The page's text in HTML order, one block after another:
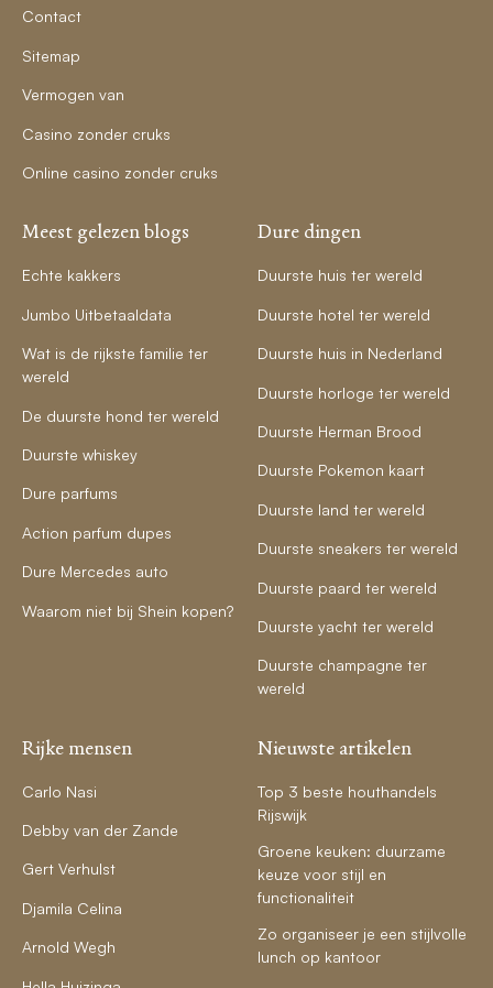
Contact
Sitemap
Vermogen van
Casino zonder cruks
Online casino zonder cruks
Meest gelezen blogs
Echte kakkers
Jumbo Uitbetaaldata
Wat is de rijkste familie ter
wereld
De duurste hond ter wereld
Duurste whiskey
Dure parfums
Action parfum dupes
Dure Mercedes auto
Waarom niet bij Shein kopen?
Dure dingen
Duurste huis ter wereld
Duurste hotel ter wereld
Duurste huis in Nederland
Duurste horloge ter wereld
Duurste Herman Brood
Duurste Pokemon kaart
Duurste land ter wereld
Duurste sneakers ter wereld
Duurste paard ter wereld
Duurste yacht ter wereld
Duurste champagne ter
wereld
Rijke mensen
Carlo Nasi
Debby van der Zande
Gert Verhulst
Djamila Celina
Arnold Wegh
Nieuwste artikelen
Top 3 beste houthandels
Rijswijk
Groene keuken: duurzame
keuze voor stijl en
functionaliteit
Zo organiseer je een stijlvolle
lunch op kantoor